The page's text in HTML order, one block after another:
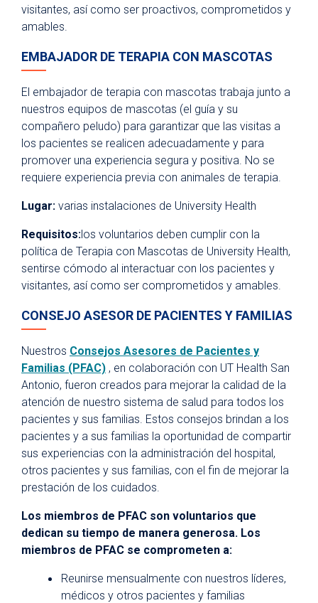
visitantes, así como ser proactivos, comprometidos y
amables.
EMBAJADOR DE TERAPIA CON MASCOTAS
El embajador de terapia con mascotas trabaja junto a
nuestros equipos de mascotas (el guía y su
compañero peludo) para garantizar que las visitas a
los pacientes se realicen adecuadamente y para
promover una experiencia segura y positiva. No se
requiere experiencia previa con animales de terapia.
Lugar: varias instalaciones de University Health
Requisitos:los voluntarios deben cumplir con la
política de Terapia con Mascotas de University Health,
sentirse cómodo al interactuar con los pacientes y
visitantes, así como ser comprometidos y amables.
CONSEJO ASESOR DE PACIENTES Y FAMILIAS
Nuestros Consejos Asesores de Pacientes y
Familias (PFAC) , en colaboración con UT Health San
Antonio, fueron creados para mejorar la calidad de la
atención de nuestro sistema de salud para todos los
pacientes y sus familias. Estos consejos brindan a los
pacientes y a sus familias la oportunidad de compartir
sus experiencias con la administración del hospital,
otros pacientes y sus familias, con el fin de mejorar la
prestación de los cuidados.
Los miembros de PFAC son voluntarios que
dedican su tiempo de manera generosa. Los
miembros de PFAC se comprometen a:
Reunirse mensualmente con nuestros líderes,
médicos y otros pacientes y familias